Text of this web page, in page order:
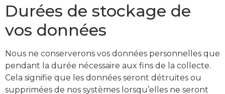
Durées de stockage de
vos données
Nous ne conserverons vos données personnelles que
pendant la durée nécessaire aux fins de la collecte.
Cela signifie que les données seront détruites ou
supprimées de nos systèmes lorsqu’elles ne seront